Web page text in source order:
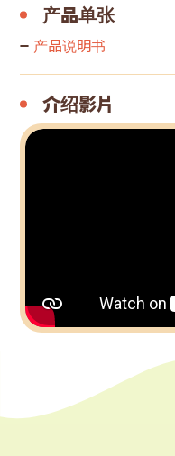
产品单张
产品说明书
介绍影片